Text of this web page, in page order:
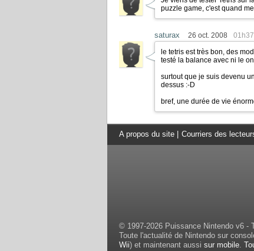
puzzle game, c'est quand
saturax 26 oct. 2008 01h37
le tetris est très bon, des
testé la balance avec ni le
surtout que je suis devenu
dessus :-D
bref, une durée de vie
A propos du site Courriers des
© 1997-2026 Puissance Nintendo v6 -
Toute l'actualité de Nintendo sur
Wii) et maintenant aussi sur mobile.